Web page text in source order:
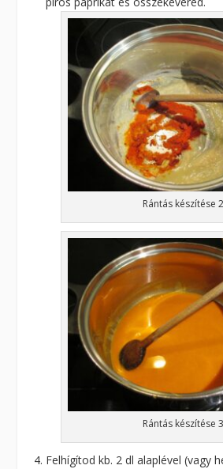
Rántás készítése 2
Rántás készítése 3
Felhígítod kb. 2 dl alaplével (vagy